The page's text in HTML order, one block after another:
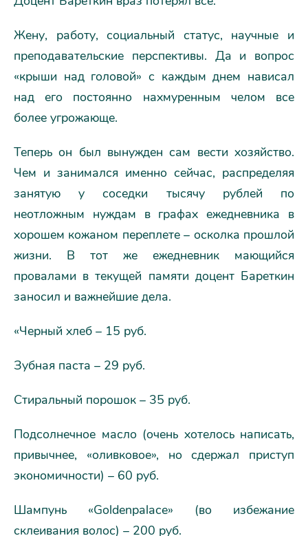
Жену, работу, социальный статус, научные и
преподавательские перспективы. Да и вопрос
«крыши над головой» с каждым днем нависал
над его постоянно нахмуренным челом все
более угрожающе.
Теперь он был вынужден сам вести хозяйство.
Чем и занимался именно сейчас, распределяя
занятую у соседки тысячу рублей по
неотложным нуждам в графах ежедневника в
хорошем кожаном переплете – осколка прошлой
жизни. В тот же ежедневник мающийся
провалами в текущей памяти доцент Бареткин
заносил и важнейшие дела.
«Черный хлеб – 15 руб.
Зубная паста – 29 руб.
Стиральный порошок – 35 руб.
Подсолнечное масло (очень хотелось написать,
привычнее, «оливковое», но сдержал приступ
экономичности) – 60 руб.
Шампунь «Goldenpalace» (во избежание
склеивания волос) – 200 руб.